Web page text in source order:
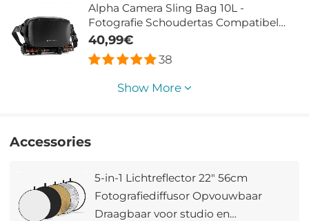
Alpha Camera Sling Bag 10L -
Fotografie Schoudertas Compatibel
met Canon, Nikon, Sony Camera's en
DJI Mavic Drone (Grijs/Zwart)
40,99€
38
Show More
Accessories
5-in-1 Lichtreflector 22" 56cm
Fotografiediffusor Opvouwbaar
Draagbaar voor studio en